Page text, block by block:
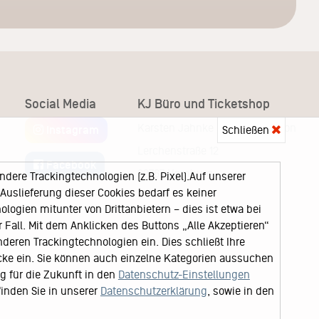
Social Media
Facebook
KJ Büro und Ticketshop
Karsten Jahnke Konzertdirektion
22767 Hamburg
Schließen
Trackingtechnologien (z.B. Pixel).Auf unserer
dieser Cookies bedarf es keiner
mitunter von Drittanbietern – dies ist etwa bei
Mit dem Anklicken des Buttons „Alle Akzeptieren“
Trackingtechnologien ein. Dies schließt Ihre
ein. Sie können auch einzelne Kategorien aussuchen
für die Zukunft in den Datenschutz-Einstellungen
Sie in unserer Datenschutzerklärung , sowie in den